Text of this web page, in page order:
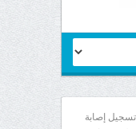
تسجيل إصابة